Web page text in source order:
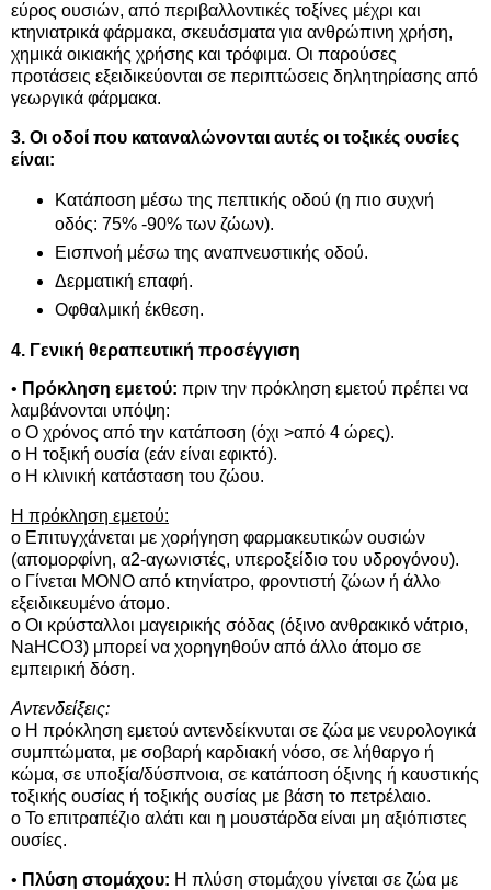
εύρος ουσιών, από περιβαλλοντικές τοξίνες μέχρι και
κτηνιατρικά φάρμακα, σκευάσματα για ανθρώπινη χρήση,
χημικά οικιακής χρήσης και τρόφιμα. Οι παρούσες
προτάσεις εξειδικεύονται σε περιπτώσεις δηλητηρίασης από
γεωργικά φάρμακα.
3. Οι οδοί που καταναλώνονται αυτές οι τοξικές ουσίες
είναι:
Κατάποση μέσω της πεπτικής οδού (η πιο συχνή
οδός: 75% -90% των ζώων).
Εισπνοή μέσω της αναπνευστικής οδού.
Δερματική επαφή.
Οφθαλμική έκθεση.
4. Γενική θεραπευτική προσέγγιση
• Πρόκληση εμετού: πριν την πρόκληση εμετού πρέπει να
λαμβάνονται υπόψη:
o Ο χρόνος από την κατάποση (όχι >από 4 ώρες).
o Η τοξική ουσία (εάν είναι εφικτό).
o Η κλινική κατάσταση του ζώου.
Η πρόκληση εμετού:
o Επιτυγχάνεται με χορήγηση φαρμακευτικών ουσιών
(απομορφίνη, α2-αγωνιστές, υπεροξείδιο του υδρογόνου).
o Γίνεται ΜΟΝΟ από κτηνίατρο, φροντιστή ζώων ή άλλο
εξειδικευμένο άτομο.
o Οι κρύσταλλοι μαγειρικής σόδας (όξινο ανθρακικό νάτριο,
NaHCO3) μπορεί να χορηγηθούν από άλλο άτομο σε
εμπειρική δόση.
Αντενδείξεις:
o Η πρόκληση εμετού αντενδείκνυται σε ζώα με νευρολογικά
συμπτώματα, με σοβαρή καρδιακή νόσο, σε λήθαργο ή
κώμα, σε υποξία/δύσπνοια, σε κατάποση όξινης ή καυστικής
τοξικής ουσίας ή τοξικής ουσίας με βάση το πετρέλαιο.
o Το επιτραπέζιο αλάτι και η μουστάρδα είναι μη αξιόπιστες
ουσίες.
• Πλύση στομάχου: Η πλύση στομάχου γίνεται σε ζώα με